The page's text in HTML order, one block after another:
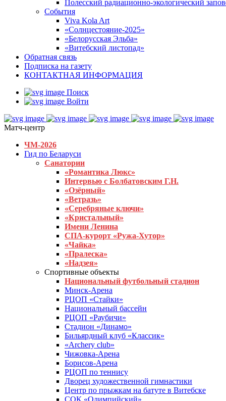
Полесский радиационно-экологический
События
Viva Kola Art
«Солнцестояние-2025»
«Белорусская Эльба»
«Витебский листопад»
Обратная связь
Подписка на газету
КОНТАКТНАЯ ИНФОРМАЦИЯ
Поиск
Войти
Матч-центр
ЧМ-2026
Гид по Беларуси
Санатории
«Романтика Люкс»
Интервью с Болбатовским Г.Н.
«Озёрный»
«Ветразь»
«Серебряные ключи»
«Кристальный»
Имени Ленина
СПА-курорт «Ружа-Хутор»
«Чайка»
«Пралеска»
«Надзея»
Спортивные объекты
Национальный футбольный стадион
Минск-Арена
РЦОП «Стайки»
Национальный бассейн
РЦОП «Раубичи»
Стадион «Динамо»
Бильярдный клуб «Классик»
«Archery club»
Чижовка-Арена
Борисов-Арена
РЦОП по теннису
Дворец художественной гимнастики
Центр по прыжкам на батуте в Витебске
СОК «Олимпийский»